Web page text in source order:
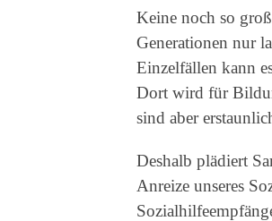
Keine noch so
Generationen nur
Einzelfällen kann
Dort wird für
sind aber
Deshalb plädiert
Anreize unseres